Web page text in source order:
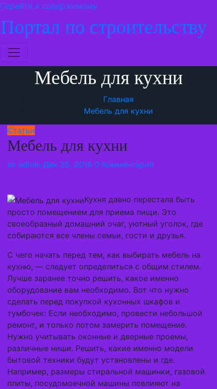
Перейти к содержимому
Портал по строительству
Мебель для кухни
Главная
Мебель для кухни
Статьи
Мебель для кухни
от admin Дек 25, 2016 0 Комментарий
Кухня давно перестала быть
просто помещением для приема пищи. Это
своеобразный домашний очаг, уютный уголок, где
собираются все члены семьи, гости и друзья.
С чего начать перед тем, как выбирать мебель на
кухню, — следует определиться с общим стилем.
Лучше заранее точно решить, какое именно
оборудование вам необходимо. Вот что нужно
сделать перед покупкой кухонных шкафов и
тумбочек: Если необходимо, провести небольшой
ремонт, и только потом замерить помещение.
Нужно учитывать оконные и дверные проемы,
различные ниши. Решить, какие именно модели
бытовой техники будут установлены и где.
Например, размеры стиральной машинки, газовой
плиты, посудомоечной машины повлияют на